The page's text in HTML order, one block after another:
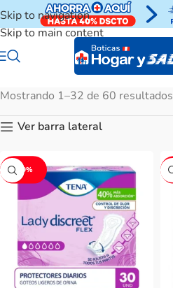
Skip to navigation
Skip to main content
Mostrando 1–32 de 60 resultados
Ver barra lateral
-30%